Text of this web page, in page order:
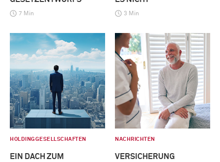
7 Min 3 Min
HOLDINGGESELLSCHAFTEN
EIN DACH ZUM
NACHRICHTEN
VERSICHERUNG